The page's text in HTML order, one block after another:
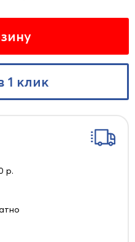
1 клик
р.